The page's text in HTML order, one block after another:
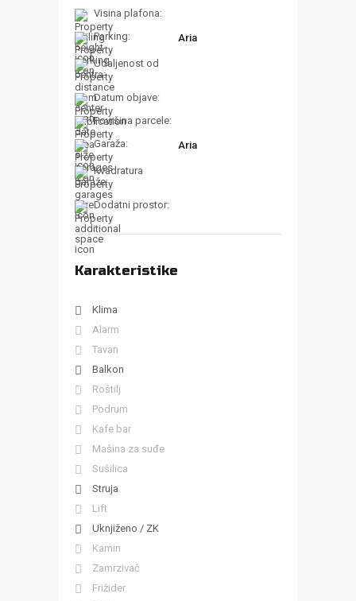
Visina plafona:
Parking:
Aria
Udaljenost od
centra:
Datum objave:
Površina parcele:
Garaža:
Aria
Kvadratura
garaže:
Dodatni prostor:
Karakteristike
Klima
Alarm
Tavan
Balkon
Roštilj
Podrum
Kafe bar
Mašina za suđe
Sušilica
Struja
Lift
Uknjiženo / ZK
Kamin
Zamrzivač
Frižider